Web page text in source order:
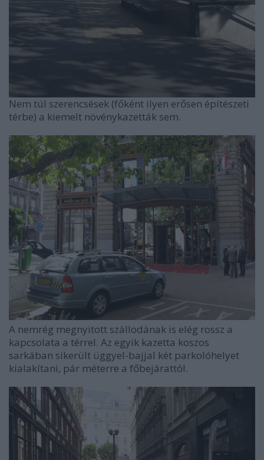
Nem túl szerencsések (főként ilyen erősen építészeti
térbe) a kiemelt növénykazetták sem.
A nemrég megnyitott szállodának is elég rossz a
kapcsolata a térrel. Az egyik kazetta koszos
sarkában sikerült üggyel-bajjal két parkolóhelyet
kialakítani, pár méterre a főbejárattól.